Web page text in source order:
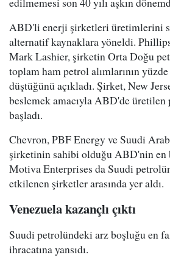
ABD'li enerji şirketleri üretimlerini
alternatif kaynaklara yöneldi.
Mark Lashier, şirketin Orta Doğu
toplam ham petrol alımlarının
düştüğünü açıkladı. Şirket, New
beslemek amacıyla ABD'de
başladı.
Chevron, PBF Energy ve Suudi
şirketinin sahibi olduğu ABD'nin
Motiva Enterprises da Suudi
etkilenen şirketler arasında yer aldı.
Venezuela kazançlı çıktı
Suudi petrolündeki arz boşluğu en
ihracatına yansıdı.